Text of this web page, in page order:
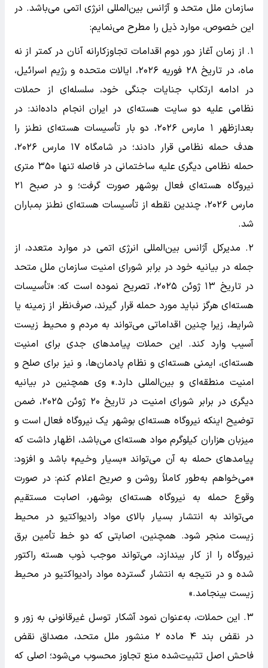
سازمان ملل متحد و آژانس بین‌المللی انرژی اتمی می‌باشد. در
این خصوص، موارد ذیل را مطرح می‌نمایم:
۱. از زمان آغاز دور دوم اقدامات تجاوزکارانه آنان در کمتر از نه
ماه، در تاریخ ۲۸ فوریه ۲۰۲۶، ایالات متحده و رژیم اسرائیل،
در ادامه ارتکاب جنایات جنگی خود، سلسله‌ای از حملات
نظامی علیه دو سایت هسته‌ای در ایران انجام داده‌اند: در
بعدازظهر ۱ مارس ۲۰۲۶، دو بار تأسیسات هسته‌ای نطنز را
هدف حمله نظامی قرار دادند؛ در شامگاه ۱۷ مارس ۲۰۲۶،
حمله نظامی دیگری علیه ساختمانی در فاصله تنها ۳۵۰ متری
نیروگاه هسته‌ای فعال بوشهر صورت گرفت؛ و در صبح ۲۱
مارس ۲۰۲۶، چندین نقطه از تأسیسات هسته‌ای نطنز بمباران
شد.
۲. مدیرکل آژانس بین‌المللی انرژی اتمی در موارد متعدد، از
جمله در بیانیه خود در برابر شورای امنیت سازمان ملل متحد
در تاریخ ۱۳ ژوئن ۲۰۲۵، تصریح نموده است که: «تأسیسات
هسته‌ای هرگز نباید مورد حمله قرار گیرند، صرف‌نظر از زمینه یا
شرایط، زیرا چنین اقداماتی می‌تواند به مردم و محیط زیست
آسیب وارد کند. این حملات پیامد‌های جدی برای امنیت
هسته‌ای، ایمنی هسته‌ای و نظام پادمان‌ها، و نیز برای صلح و
امنیت منطقه‌ای و بین‌المللی دارد.» وی همچنین در بیانیه
دیگری در برابر شورای امنیت در تاریخ ۲۰ ژوئن ۲۰۲۵، ضمن
توضیح اینکه نیروگاه هسته‌ای بوشهر یک نیروگاه فعال است و
میزبان هزاران کیلوگرم مواد هسته‌ای می‌باشد، اظهار داشت که
پیامد‌های حمله به آن می‌تواند «بسیار وخیم» باشد و افزود:
«می‌خواهم به‌طور کاملاً روشن و صریح اعلام کنم: در صورت
وقوع حمله به نیروگاه هسته‌ای بوشهر، اصابت مستقیم
می‌تواند به انتشار بسیار بالای مواد رادیواکتیو در محیط
زیست منجر شود. همچنین، اصابتی که دو خط تأمین برق
نیروگاه را از کار بیندازد، می‌تواند موجب ذوب هسته راکتور
شده و در نتیجه به انتشار گسترده مواد رادیواکتیو در محیط
زیست بینجامد.»
۳. این حملات، به‌عنوان نمود آشکار توسل غیرقانونی به زور و
در نقض بند ۴ ماده ۲ منشور ملل متحد، مصداق نقض
فاحش اصل تثبیت‌شده منع تجاوز محسوب می‌شود؛ اصلی که